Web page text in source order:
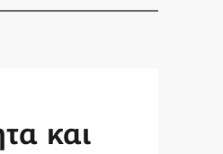
και